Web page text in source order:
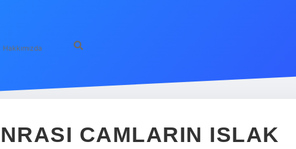
Hakkımızda
CAMLARIN ISLAK